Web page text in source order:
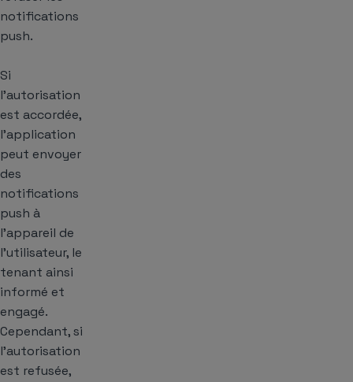
notifications
push.
Si
l’autorisation
est accordée,
l’application
peut envoyer
des
notifications
push à
l’appareil de
l’utilisateur, le
tenant ainsi
informé et
engagé.
Cependant, si
l’autorisation
est refusée,